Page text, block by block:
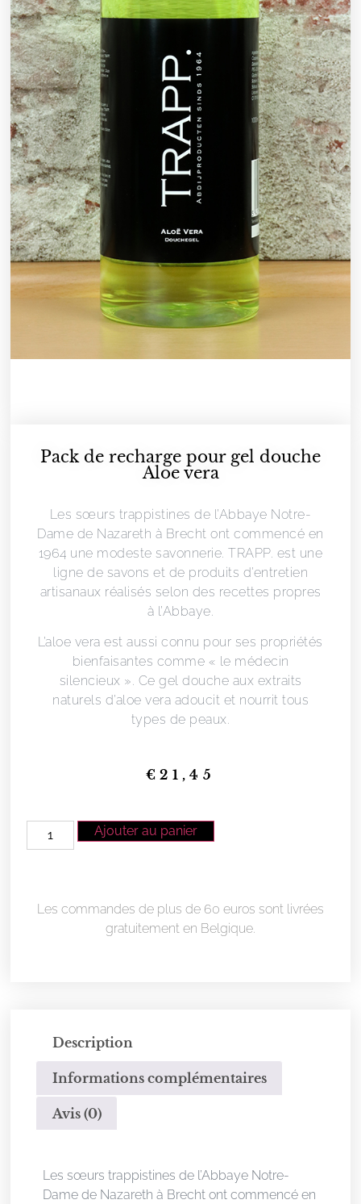
Pack de recharge pour gel douche
Aloe vera
Les sœurs trappistines de l’Abbaye Notre-
Dame de Nazareth à Brecht ont commencé en
1964 une modeste savonnerie. TRAPP. est une
ligne de savons et de produits d’entretien
artisanaux réalisés selon des recettes propres
à l’Abbaye.
L’aloe vera est aussi connu pour ses propriétés
bienfaisantes comme « le médecin
silencieux ». Ce gel douche aux extraits
naturels d’aloe vera adoucit et nourrit tous
types de peaux.
€21,45
Ajouter au panier
Les commandes de plus de 60 euros sont livrées
gratuitement en Belgique.
Description
Informations complémentaires
Avis (0)
Les sœurs trappistines de l’Abbaye Notre-
Dame de Nazareth à Brecht ont commencé en